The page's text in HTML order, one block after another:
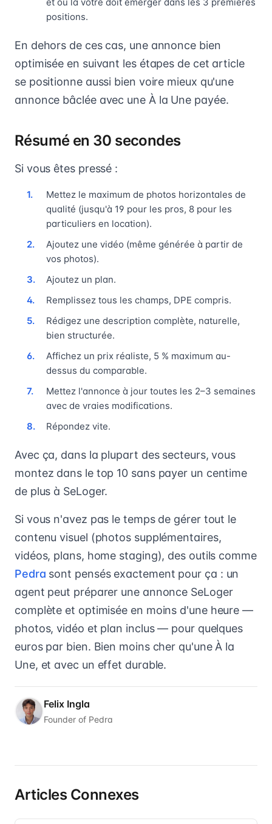
positions.
En dehors de ces cas, une annonce bien
optimisée en suivant les étapes de cet article
se positionne aussi bien voire mieux qu'une
annonce bâclée avec une À la Une payée.
Résumé en 30 secondes
Si vous êtes pressé :
Mettez le maximum de photos horizontales de
qualité (jusqu'à 19 pour les pros, 8 pour les
particuliers en location).
Ajoutez une vidéo (même générée à partir de
vos photos).
Ajoutez un plan.
Remplissez tous les champs, DPE compris.
Rédigez une description complète, naturelle,
bien structurée.
Affichez un prix réaliste, 5 % maximum au-
dessus du comparable.
Mettez l'annonce à jour toutes les 2–3 semaines
avec de vraies modifications.
Répondez vite.
Avec ça, dans la plupart des secteurs, vous
montez dans le top 10 sans payer un centime
de plus à SeLoger.
Si vous n'avez pas le temps de gérer tout le
contenu visuel (photos supplémentaires,
vidéos, plans, home staging), des outils comme
Pedra sont pensés exactement pour ça : un
agent peut préparer une annonce SeLoger
complète et optimisée en moins d'une heure —
photos, vidéo et plan inclus — pour quelques
euros par bien. Bien moins cher qu'une À la
Une, et avec un effet durable.
Felix Ingla
Founder of Pedra
Articles Connexes